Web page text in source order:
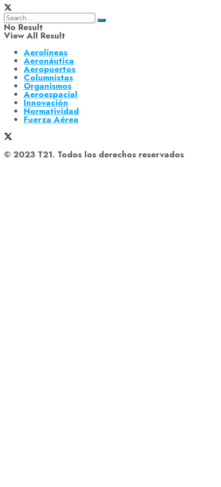
No Result
View All Result
Aerolíneas
Aeronáutica
Aeropuertos
Columnistas
Organismos
Aeroespacial
Innovación
Normatividad
Fuerza Aérea
© 2023 T21. Todos los derechos reservados